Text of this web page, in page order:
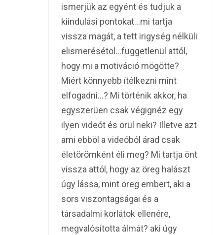
ismerjük az egyént és tudjuk a
kiindulási pontokat…mi tartja
vissza magát, a tett irigység nélküli
elismerésétöl…függetlenül attól,
hogy mi a motiváció mögötte?
Miért könnyebb ítélkezni mint
elfogadni…? Mi történik akkor, ha
egyszerüen csak végignéz egy
ilyen videót és örül neki? Illetve azt
ami ebböl a videóból árad csak
életörömként éli meg? Mi tartja önt
vissza attól, hogy az öreg halászt
úgy lássa, mint öreg embert, aki a
sors viszontagságai és a
társadalmi korlátok ellenére,
megvalósította álmát? aki úgy